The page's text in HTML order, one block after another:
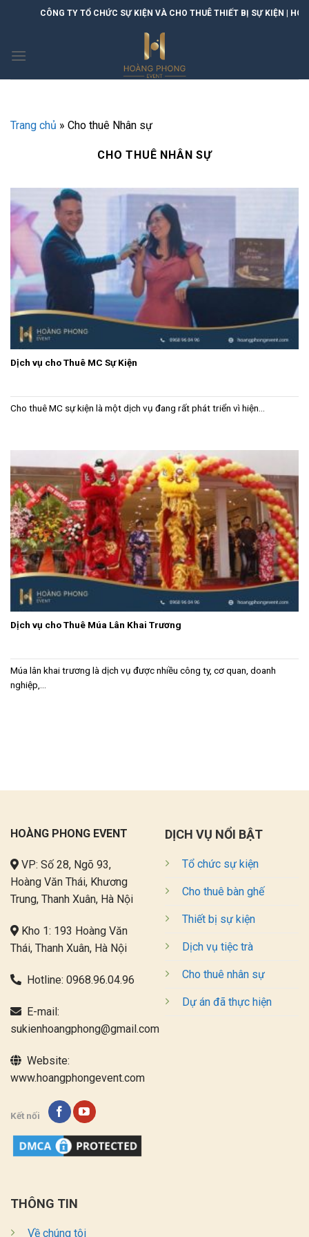
CÔNG TY TỔ CHỨC SỰ KIỆN VÀ CHO THUÊ THIẾT BỊ SỰ KIỆN |
Trang chủ » Cho thuê Nhân sự
CHO THUÊ NHÂN SỰ
Dịch vụ cho Thuê MC Sự Kiện
Cho thuê MC sự kiện là một dịch vụ đang rất phát triển vì hiện...
Dịch vụ cho Thuê Múa Lân Khai Trương
Múa lân khai trương là dịch vụ được nhiều công ty, cơ quan, doanh
nghiệp,...
HOÀNG PHONG EVENT
VP: Số 28, Ngõ 93,
Hoàng Văn Thái, Khương
Trung, Thanh Xuân, Hà Nội
Kho 1: 193 Hoàng Văn
Thái, Thanh Xuân, Hà Nội
Hotline: 0968.96.04.96
E-mail:
sukienhoangphong@gmail.com
Website:
www.hoangphongevent.com
Kết nối
DỊCH VỤ NỔI BẬT
Tổ chức sự kiện
Cho thuê bàn ghế
Thiết bị sự kiện
Dịch vụ tiệc trà
Cho thuê nhân sự
Dự án đã thực hiện
THÔNG TIN
Về chúng tôi